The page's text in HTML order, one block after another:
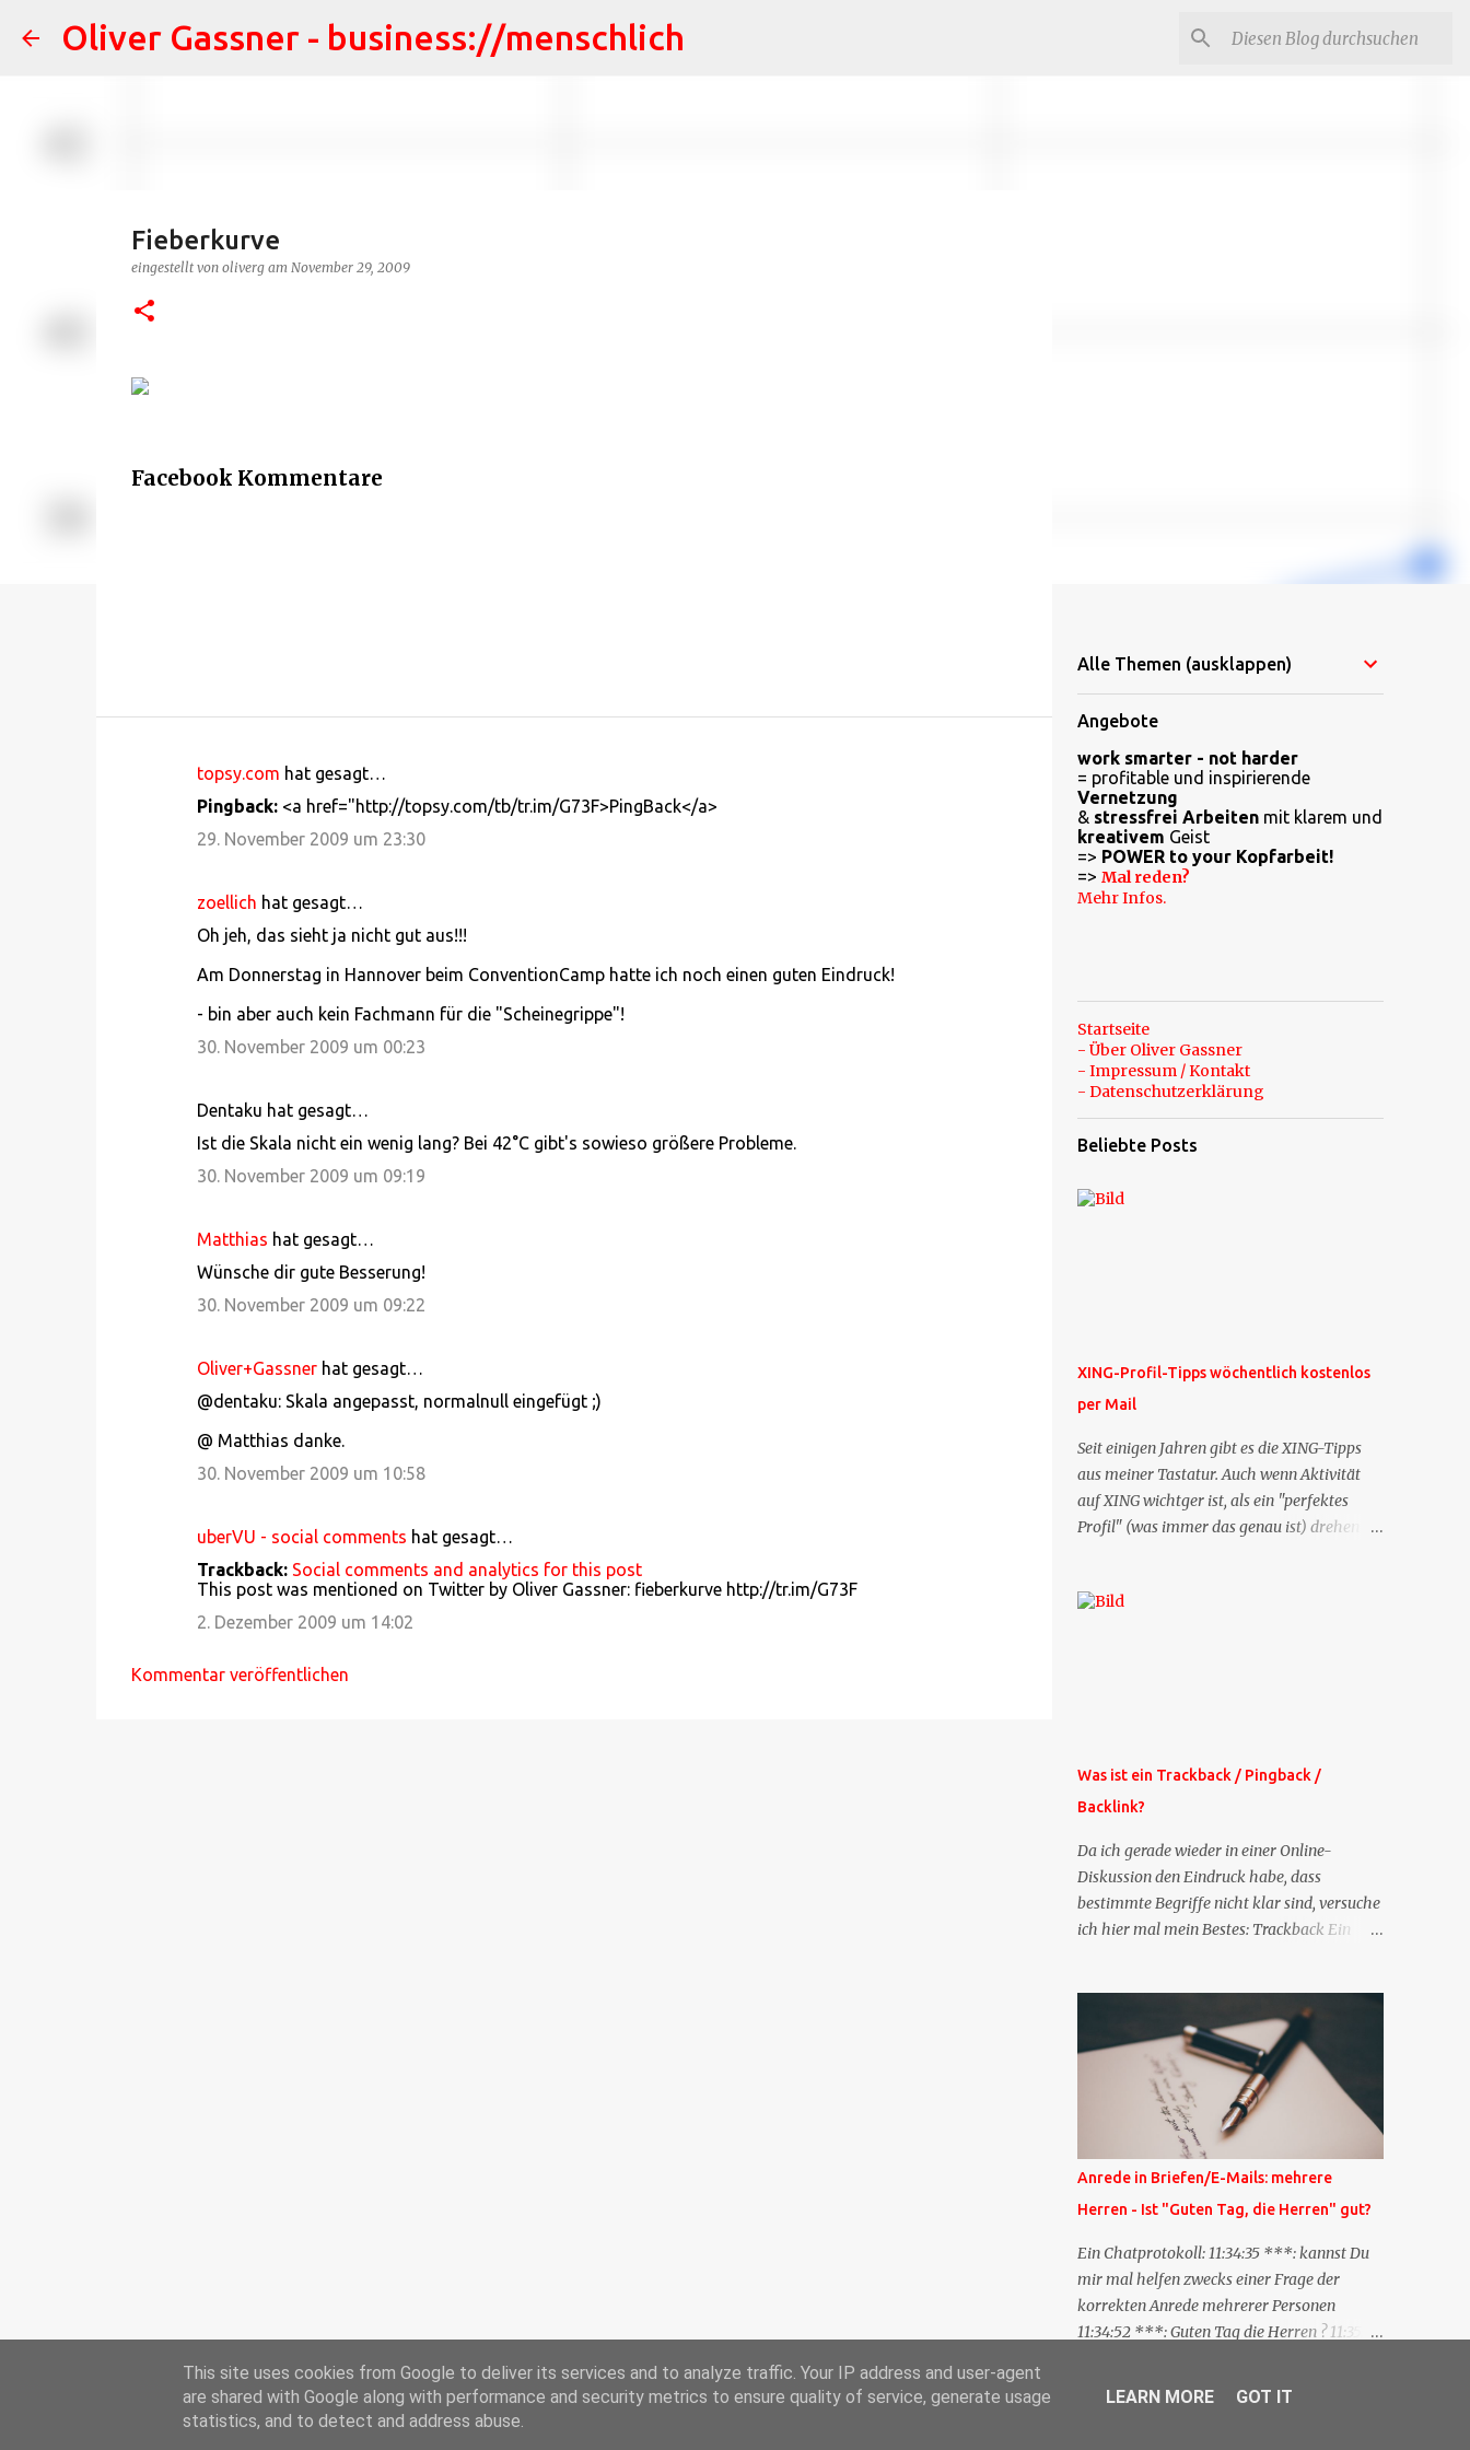
Direkt zum Hauptbereich
Oliver Gassner - business://menschlich
Fieberkurve
eingestellt von oliverg am November 29, 2009
Facebook Kommentare
topsy.com hat gesagt…
Pingback:<a href="http://topsy.com/tb/tr.im/G73F>PingBack</a>
29. November 2009 um 23:30
zoellich hat gesagt…
Oh jeh, das sieht ja nicht gut aus!!!
Am Donnerstag in Hannover beim ConventionCamp hatte ich noch einen guten Eindruck!
- bin aber auch kein Fachmann für die "Scheinegrippe"!
30. November 2009 um 00:23
Dentaku hat gesagt…
Ist die Skala nicht ein wenig lang? Bei 42°C gibt's sowieso größere Probleme.
30. November 2009 um 09:19
Matthias hat gesagt…
Wünsche dir gute Besserung!
30. November 2009 um 09:22
Oliver+Gassnerhat gesagt…
@dentaku: Skala angepasst, normalnull eingefügt ;)
@ Matthias danke.
30. November 2009 um 10:58
uberVU - social comments hat gesagt…
Trackback: Social comments and analytics for this post
This post was mentioned on Twitter by Oliver Gassner: fieberkurve http://tr.im/G73F
2. Dezember 2009 um 14:02
Kommentar veröffentlichen
Alle Themen (ausklappen)
Angebote
work smarter - not harder
= profitable und inspirierende
Vernetzung
& stressfrei Arbeitenmit klarem und
kreativem Geist
=> POWER to your Kopfarbeit!
=> Mal reden?
Mehr Infos.
Startseite
- Über Oliver Gassner
- Impressum / Kontakt
- Datenschutzerklärung
Beliebte Posts
XING-Profil-Tipps wöchentlich kostenlos
per Mail
Seit einigen Jahren gibt es die XING-Tipps
aus meiner Tastatur. Auch wenn Aktivität
auf XING wichtger ist, als ein "perfektes
Profil" (was immer das genau ist) drehen
es jetzt die Profil-Fragen zu XING als eigene
Weitere Mailangebote dieser Art sehen Sie
auf meiner XING-Seite oder hier oben rechts
im Blog. Die Profilfragen werde ich
mittelfristig aus der normalen XING-Tipp-
Mail entfernen, da ich sie so nur an einer
Stelle pflegen muss.
Was ist ein Trackback / Pingback /
Backlink?
Da ich gerade wieder in einer Online-
Diskussion den Eindruck habe, dass
bestimmte Begriffe nicht klar sind, versuche
ich hier mal mein Bestes: Trackback Ein
besagt: "Lieber Blogeintrag, ich habe einen
Kommentar zu dir geschrieben, aber nicht
bei dir in den Kommentaren sondern in
meinem Blog. Bitte vermerke das doch,
damit deine Leser auch mal vorbeischauen,
was ich zu deinem Inhalt zu sagen hatte."
Diese Nachrichtenfunktion wird
'angestoßen' in dem 'mein' Blog an die
'TrackbackURL' des Anderen einen 'Ping'
schickt, d.h. ein paar Parameter übergibt
(URL meines Eintrags, Kurzzitat meines
Beitrags). Praktisch muss man nichts
Anderes tun, als die TrackbackURL beim
einzufügen. Trackbacks und TrackbackURLs
Anrede in Briefen/E-Mails: mehrere
Herren - Ist "Guten Tag, die Herren" gut?
Ein Chatprotokoll: 11:34:35 ***: kannst Du
mir mal helfen zwecks einer Frage der
korrekten Anrede mehrerer Personen
11:34:52 ***: Guten Tag die Herren ? 11:35:07
This site uses cookies from Google to deliver its services and to analyze traffic. Your IP address and user-agent
are shared with Google along with performance and security metrics to ensure quality of service, generate usage
statistics, and to detect and address abuse.
LEARN MORE GOT IT